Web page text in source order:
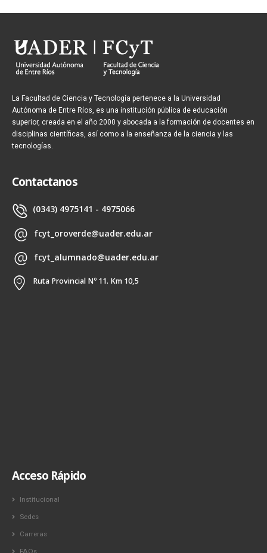
La Facultad de Ciencia y Tecnología pertenece a la Universidad
Autónoma de Entre Ríos, es una institución pública de educación
superior, creada en el año 2000 y abocada a la formación de docentes en
disciplinas científicas, así como a la enseñanza de la ciencia y las
tecnologías.
Contactanos
(0343) 4975141 - 4975066
fcyt_oroverde@uader.edu.ar
fcyt_alumnado@uader.edu.ar
Ruta Provincial Nº 11. Km 10,5
Acceso Rápido
Institucional
Sedes
Carreras
FAQs